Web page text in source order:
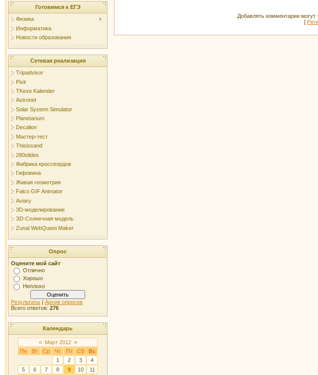
Готовимся к ЕГЭ
Физика
Информатика
Новости образования
Сетевая реализация
Tripadvisor
Pixlr
TKexe Kalender
Astronet
Solar System Simulator
Planetarium
Decalion
Мастер-тест
Thisissand
280slides
Фабрика кроссвордов
Гифовина
Живая геометрия
Falco GIF Animator
Aviary
3D-моделирование
ЗD-Солнечная модель
Zunal WebQuest Maker
Опрос
Оцените мой сайт
Отлично
Хорошо
Неплохо
Результаты | Архив опросов
Всего ответов: 276
Календарь
« Март 2012 »
Пн
Вт Ср Чт Пт Сб
Вс
1
2 3
4
5
6 7 8 9 10
11
Добавлять комментарии могут
[